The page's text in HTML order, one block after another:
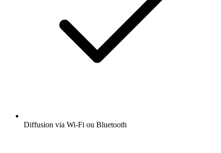
Diffusion via Wi-Fi ou Bluetooth